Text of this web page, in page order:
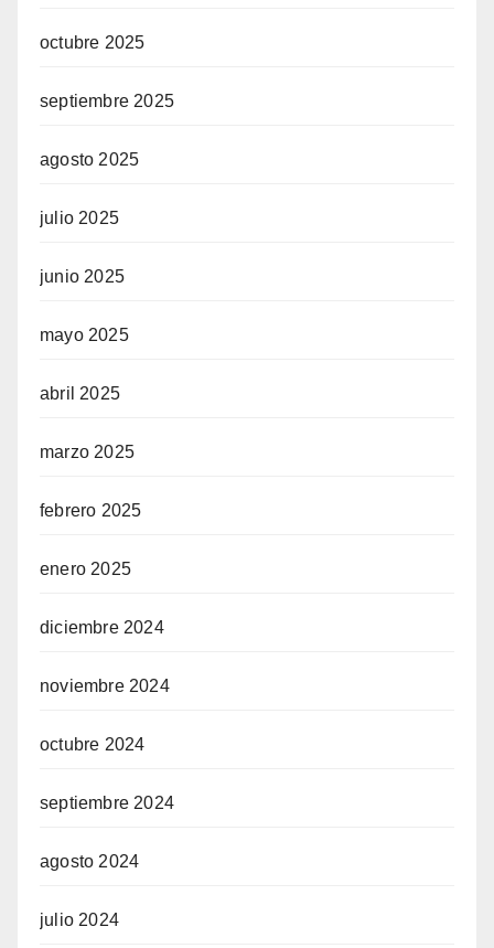
octubre 2025
septiembre 2025
agosto 2025
julio 2025
junio 2025
mayo 2025
abril 2025
marzo 2025
febrero 2025
enero 2025
diciembre 2024
noviembre 2024
octubre 2024
septiembre 2024
agosto 2024
julio 2024